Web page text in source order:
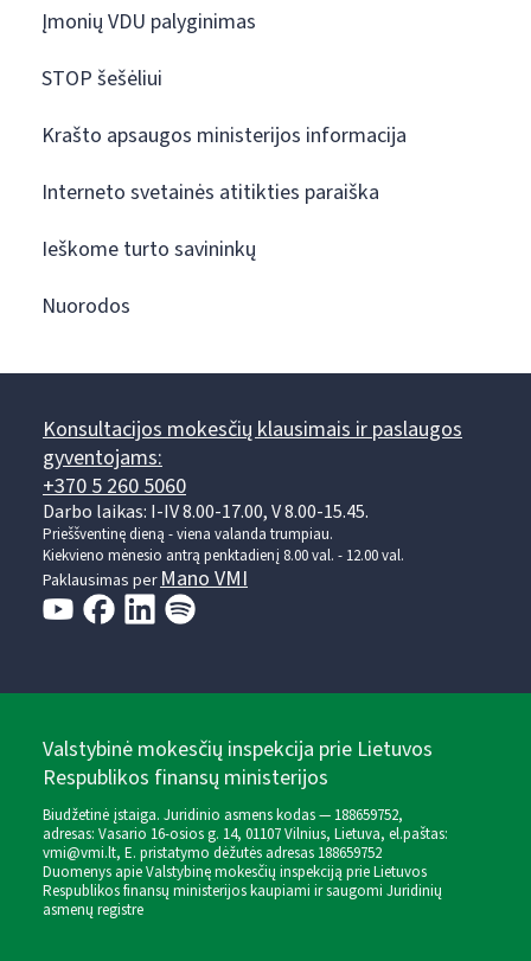
Įmonių VDU palyginimas
STOP šešėliui
Krašto apsaugos ministerijos informacija
Interneto svetainės atitikties paraiška
Ieškome turto savininkų
Nuorodos
Konsultacijos mokesčių klausimais ir paslaugos
gyventojams:
+370 5 260 5060
Darbo laikas: I-IV 8.00-17.00, V 8.00-15.45.
Prieššventinę dieną - viena valanda trumpiau.
Kiekvieno mėnesio antrą penktadienį 8.00 val. - 12.00 val.
Paklausimas perMano VMI
Valstybinė mokesčių inspekcija prie Lietuvos
Respublikos finansų ministerijos
Biudžetinė įstaiga. Juridinio asmens kodas — 188659752,
adresas: Vasario 16-osios g. 14, 01107 Vilnius, Lietuva, el.paštas:
vmi@vmi.lt, E. pristatymo dėžutės adresas 188659752
Duomenys apie Valstybinę mokesčių inspekciją prie Lietuvos
Respublikos finansų ministerijos kaupiami ir saugomi Juridinių
asmenų registre